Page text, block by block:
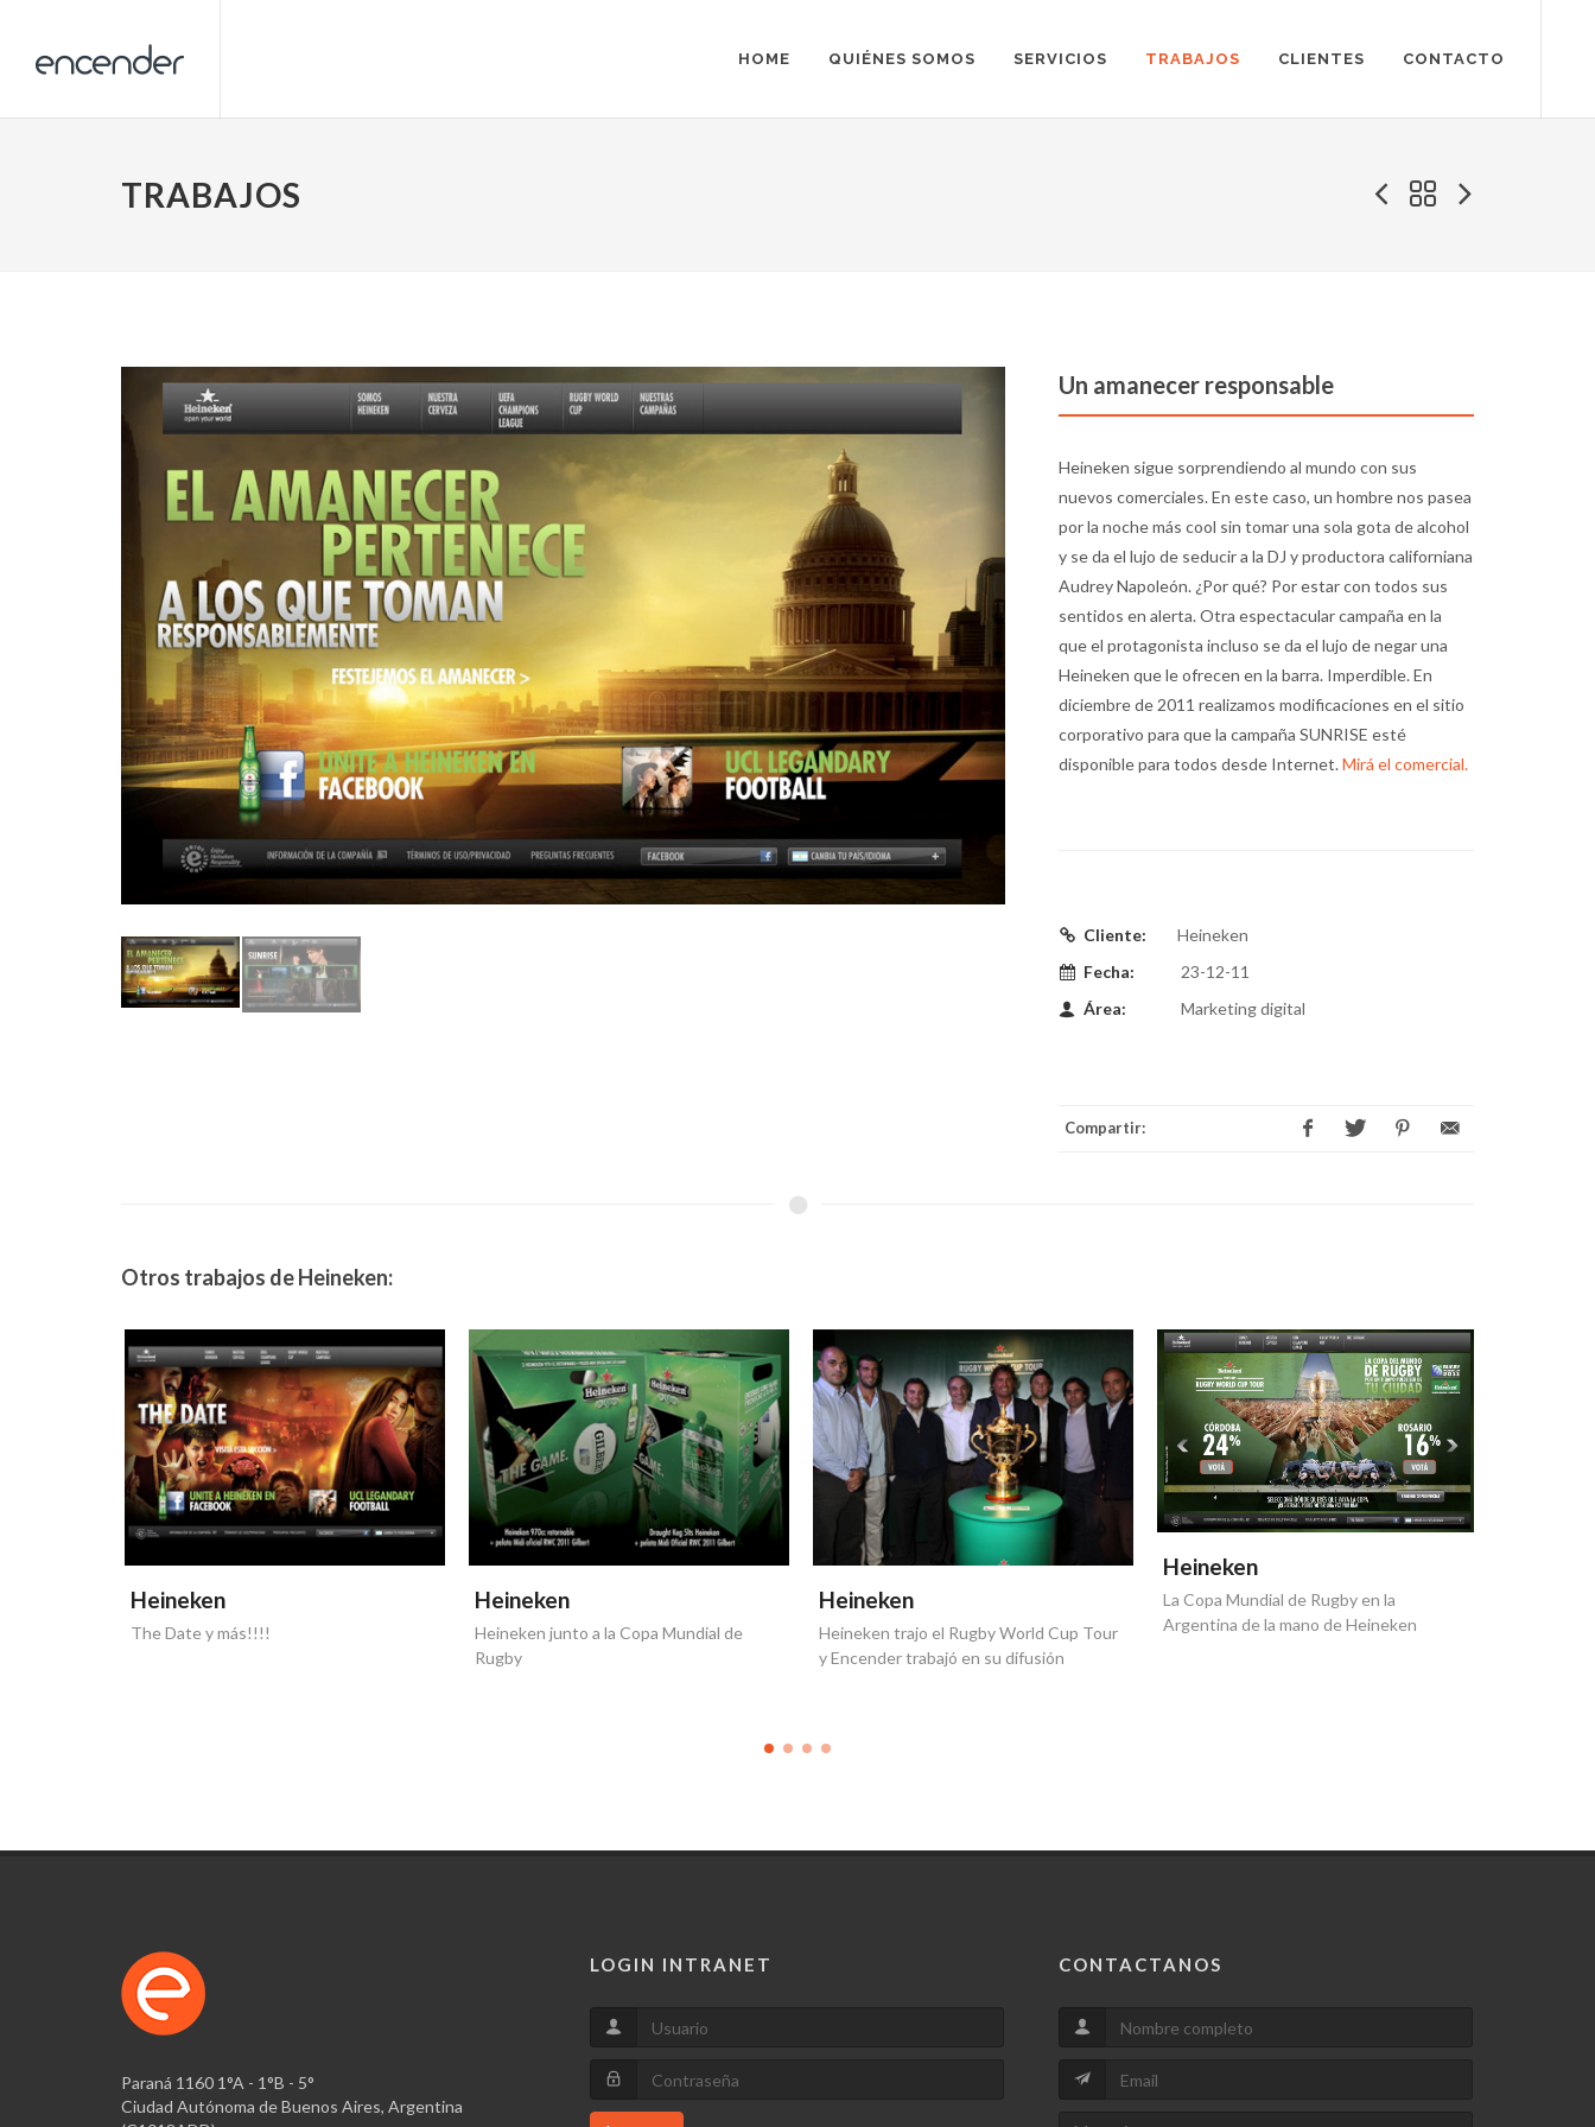
HOME QUIÉNES SOMOS SERVICIOS TRABAJOS CLIENTES CONTACTO
TRABAJOS
Un amanecer responsable
Heineken sigue sorprendiendo al mundo con sus
nuevos comerciales. En este caso, un hombre nos pasea
por la noche más cool sin tomar una sola gota de alcohol
y se da el lujo de seducir a la DJ y productora californiana
Audrey Napoleón. ¿Por qué? Por estar con todos sus
sentidos en alerta. Otra espectacular campaña en la
que el protagonista incluso se da el lujo de negar una
Heineken que le ofrecen en la barra. Imperdible. En
diciembre de 2011 realizamos modificaciones en el sitio
corporativo para que la campaña SUNRISE esté
disponible para todos desde Internet.Mirá el comercial.
Cliente:
Heineken
Fecha:
23-12-11
Área:
Marketing digital
Compartir:
Otros trabajos de Heineken:
Heineken
The Date y más!!!!
Heineken
Heineken junto a la Copa Mundial de
Rugby
Heineken
Heineken trajo el Rugby World Cup Tour
y Encender trabajó en su difusión
Heineken
La Copa Mundial de Rugby en la
Argentina de la mano de Heineken
Paraná 1160 1°A - 1°B - 5°
Ciudad Autónoma de Buenos Aires, Argentina
LOGIN INTRANET CONTACTANOS